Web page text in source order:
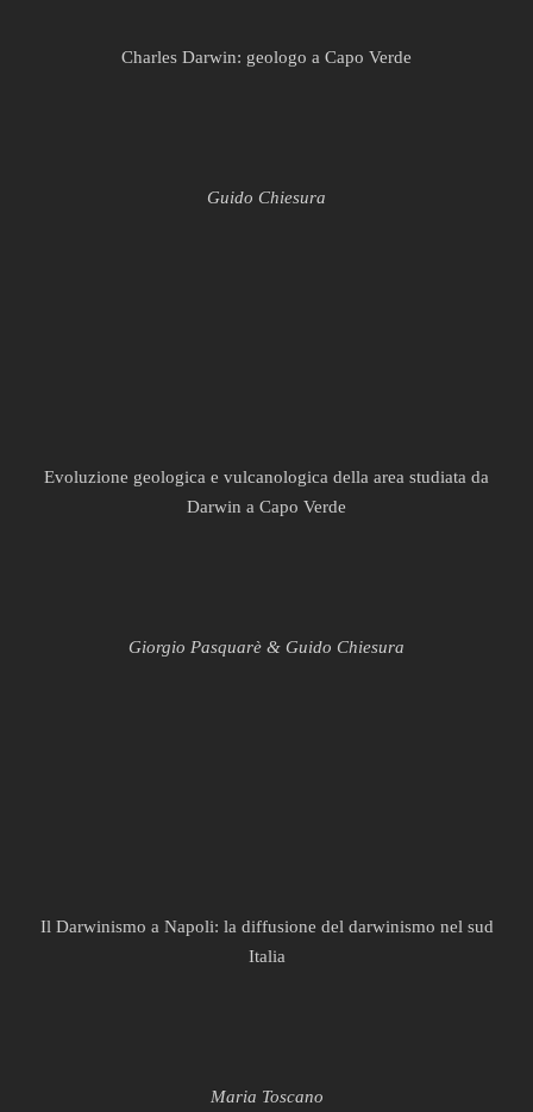
Charles Darwin: geologo a Capo Verde
Guido Chiesura
Evoluzione geologica e vulcanologica della area studiata da
Darwin a Capo Verde
Giorgio Pasquarè & Guido Chiesura
Il Darwinismo a Napoli: la diffusione del darwinismo nel sud
Italia
Maria Toscano